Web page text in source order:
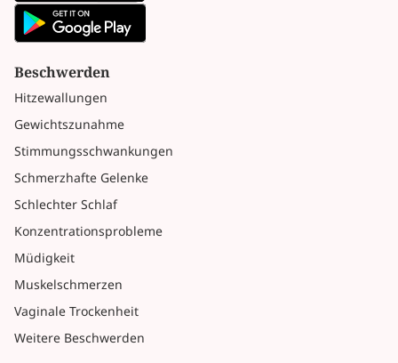
Beschwerden
Hitzewallungen
Gewichtszunahme
Stimmungsschwankungen
Schmerzhafte Gelenke
Schlechter Schlaf
Konzentrationsprobleme
Müdigkeit
Muskelschmerzen
Vaginale Trockenheit
Weitere Beschwerden